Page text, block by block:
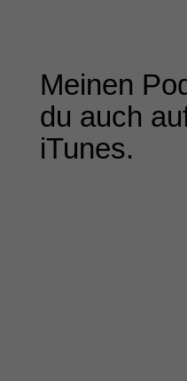
Meinen
du auch
iTunes.